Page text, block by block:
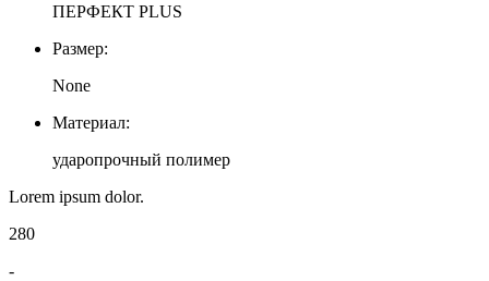
ПЕРФЕКТ PLUS
Размер:
None
Материал:
ударопрочный полимер
Lorem ipsum dolor.
280
-